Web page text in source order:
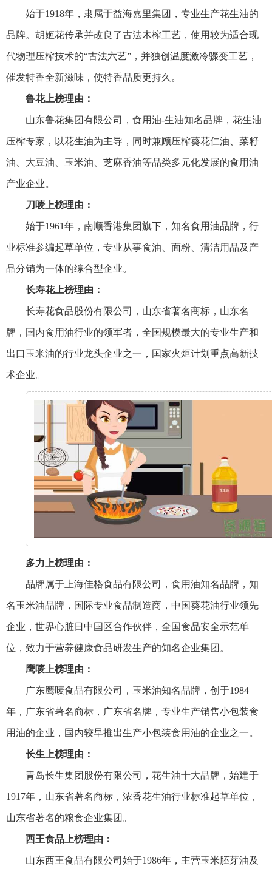
始于1918年，隶属于益海嘉里集团，专业生产花生油的
品牌。胡姬花传承并改良了古法木榨工艺，使用较为适合现
代物理压榨技术的“古法六艺”，并独创温度激冷骤变工艺，
催发特香全新滋味，使特香品质更持久。
鲁花上榜理由：
山东鲁花集团有限公司，食用油-生油知名品牌，花生油
压榨专家，以花生油为主导，同时兼顾压榨葵花仁油、菜籽
油、大豆油、玉米油、芝麻香油等品类多元化发展的食用油
产业企业。
刀唛上榜理由：
始于1961年，南顺香港集团旗下，知名食用油品牌，行
业标准参编起草单位，专业从事食油、面粉、清洁用品及产
品分销为一体的综合型企业。
长寿花上榜理由：
长寿花食品股份有限公司，山东省著名商标，山东名
牌，国内食用油行业的领军者，全国规模最大的专业生产和
出口玉米油的行业龙头企业之一，国家火炬计划重点高新技
术企业。
多力上榜理由：
品牌属于上海佳格食品有限公司，食用油知名品牌，知
名玉米油品牌，国际专业食品制造商，中国葵花油行业领先
企业，世界心脏日中国区合作伙伴，全国食品安全示范单
位，致力于营养健康食品研发生产的知名企业集团。
鹰唛上榜理由：
广东鹰唛食品有限公司，玉米油知名品牌，创于1984
年，广东省著名商标，广东省名牌，专业生产销售小包装食
用油的企业，国内较早推出生产小包装食用油的企业之一。
长生上榜理由：
青岛长生集团股份有限公司，花生油十大品牌，始建于
1917年，山东省著名商标，浓香花生油行业标准起草单位，
山东省著名的粮食企业集团。
西王食品上榜理由：
山东西王食品有限公司始于1986年，主营玉米胚芽油及